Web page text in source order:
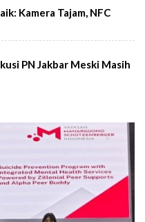
Kamera Tajam, NFC
PN Jakbar Meski Masih